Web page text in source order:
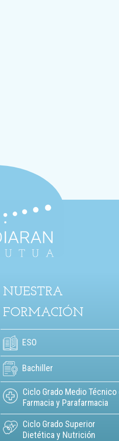
NUESTRA
FORMACIÓN
ESO
Bachiller
Ciclo Grado Medio Técnico
Farmacia y Parafarmacia
Ciclo Grado Superior
Dietética y Nutrición